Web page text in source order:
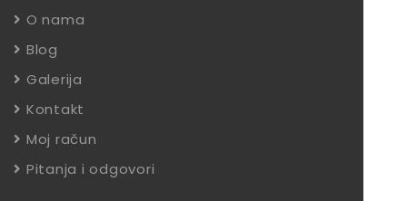
O nama
Blog
Galerija
Kontakt
Moj račun
Pitanja i odgovori